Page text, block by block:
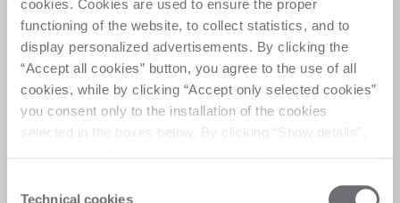
cookies. Cookies are used to ensure the proper
functioning of the website, to collect statistics, and to
display personalized advertisements. By clicking the
“Accept all cookies” button, you agree to the use of all
cookies, while by clicking “Accept only selected cookies”
you consent only to the installation of the cookies
selected in the boxes below. By clicking “Show details”,
Click here to view the privacy policy.
Technical cookies
Yêu cầu hỗ trợ